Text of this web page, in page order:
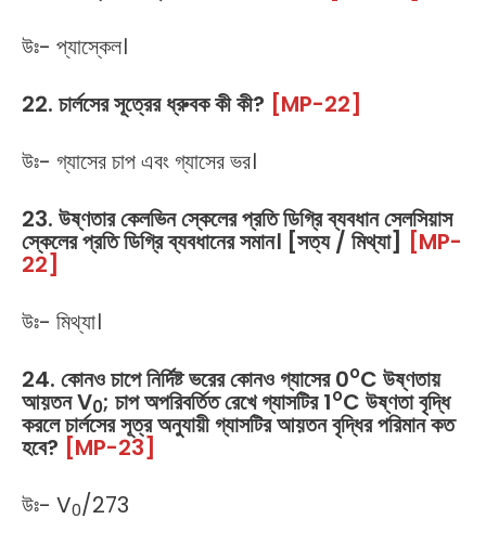
উঃ- প্যাস্কেল।
22. চার্লসের সূত্রের ধ্রুবক কী কী? [MP-22]
উঃ- গ্যাসের চাপ এবং গ্যাসের ভর।
23. উষ্ণতার কেলভিন স্কেলের প্রতি ডিগ্রি ব্যবধান সেলসিয়াস
স্কেলের প্রতি ডিগ্রি ব্যবধানের সমান। [সত্য / মিথ্যা] [MP-
22]
উঃ- মিথ্যা।
24. কোনও চাপে নির্দিষ্ট ভরের কোনও গ্যাসের 0oC উষ্ণতায়
আয়তন V0; চাপ অপরিবর্তিত রেখে গ্যাসটির 1oC উষ্ণতা বৃদ্ধি
করলে চার্লসের সূত্র অনুযায়ী গ্যাসটির আয়তন বৃদ্ধির পরিমান কত
হবে? [MP-23]
উঃ- V0/273